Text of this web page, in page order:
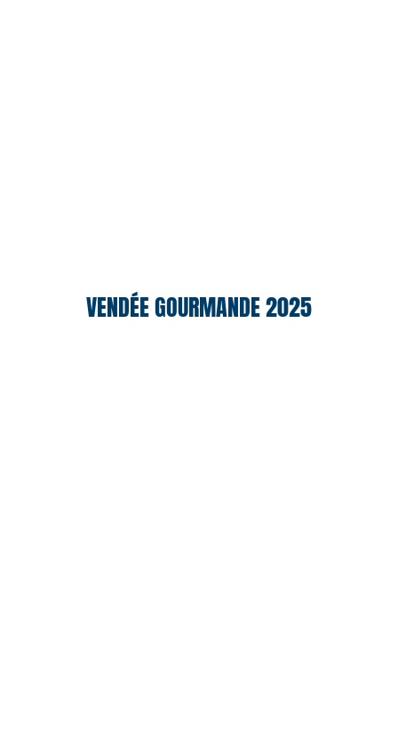
VENDÉE GOURMANDE 2025